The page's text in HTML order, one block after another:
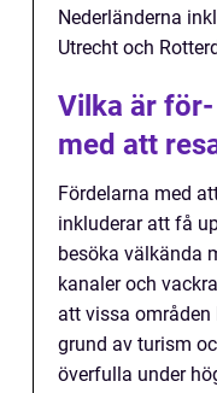
Nederländerna
Utrecht och
Vilka är
med att
Fördelarna med
inkluderar att få
besöka välkända
kanaler och
att vissa
grund av turism
överfulla under